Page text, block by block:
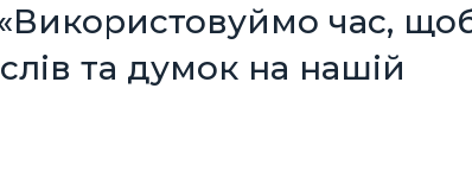
час,
та думок на нашій